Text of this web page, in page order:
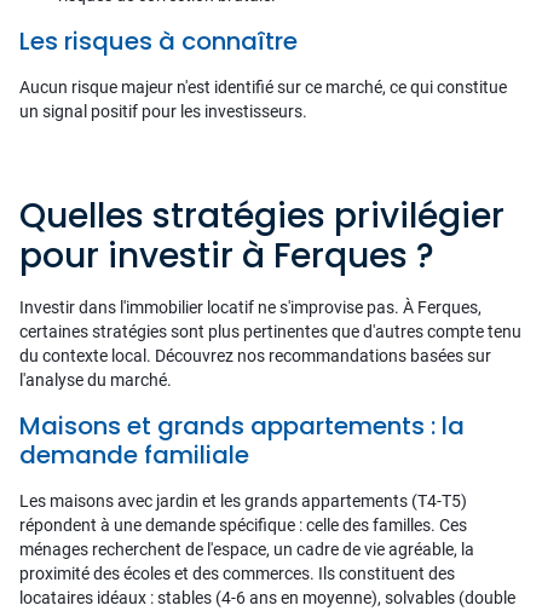
Les risques à connaître
Aucun risque majeur n'est identifié sur ce marché, ce qui constitue
un signal positif pour les investisseurs.
Quelles stratégies privilégier
pour investir à Ferques ?
Investir dans l'immobilier locatif ne s'improvise pas. À Ferques,
certaines stratégies sont plus pertinentes que d'autres compte tenu
du contexte local. Découvrez nos recommandations basées sur
l'analyse du marché.
Maisons et grands appartements : la
demande familiale
Les maisons avec jardin et les grands appartements (T4-T5)
répondent à une demande spécifique : celle des familles. Ces
ménages recherchent de l'espace, un cadre de vie agréable, la
proximité des écoles et des commerces. Ils constituent des
locataires idéaux : stables (4-6 ans en moyenne), solvables (double